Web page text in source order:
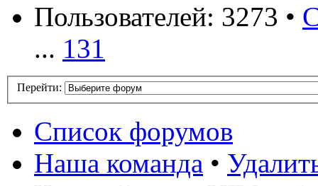
Пользователей: 3273 •
... 131
Перейти:
Список форумов
Наша команда •